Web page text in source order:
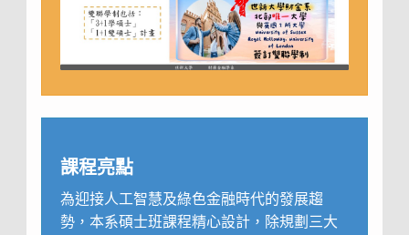
課程亮點
為迎接人工智慧及綠色金融時代的發展趨
勢，本系碩士班課程精心設計，除規劃三大